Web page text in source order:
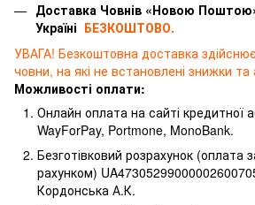
Доставка Човнів «Новою
Україні БЕЗКОШТОВО.
УВАГА! Безкоштовна доставка
човни, на які не встановлені знижки та
Можливості оплати:
Онлайн оплата на сайті кредитної
WayForPay, Portmone, MonoBank.
Безготівковий розрахунок (оплата
рахунком)
Кордонська А.К.